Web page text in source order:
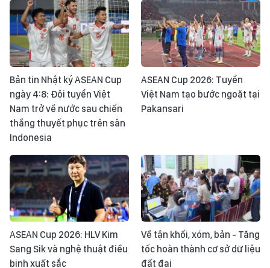
Bản tin Nhật ký ASEAN Cup
ngày 4:8: Đội tuyển Việt
Nam trở về nước sau chiến
thắng thuyết phục trên sân
Indonesia
ASEAN Cup 2026: Tuyển
Việt Nam tạo bước ngoặt tại
Pakansari
ASEAN Cup 2026: HLV Kim
Sang Sik và nghệ thuật điều
binh xuất sắc
Về tận khối, xóm, bản - Tăng
tốc hoàn thành cơ sở dữ liệu
đất đai